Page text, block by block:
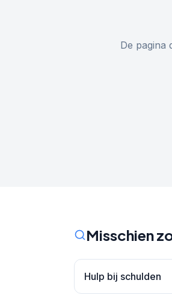
De pagina
Misschien
Hulp bij schulden